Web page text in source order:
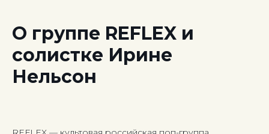
О группе REFLEX и
солистке Ирине
Нельсон